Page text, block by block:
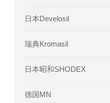
日本Develosil
瑞典Kromasil
日本昭和SHODEX
德国MN